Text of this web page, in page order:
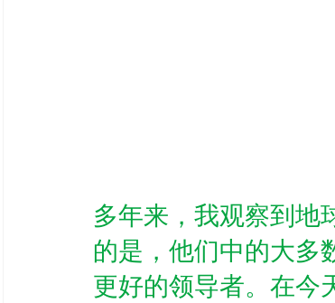
多年来，我观察到地
的是，他们中的大多
更好的领导者。在今